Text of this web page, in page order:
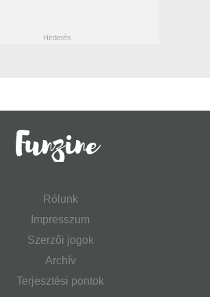
Rólunk
Impresszum
Szerzői jogok
Archív
Terjesztési pontok